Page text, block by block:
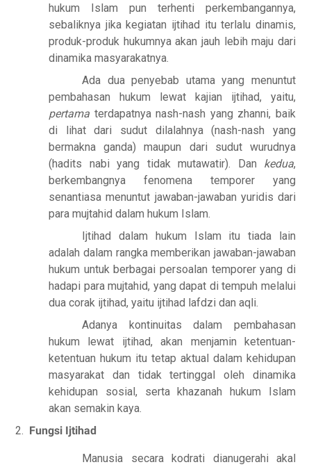
hukum Islam pun terhenti perkembangannya,
sebaliknya jika kegiatan ijtihad itu terlalu dinamis,
produk-produk hukumnya akan jauh lebih maju dari
dinamika masyarakatnya.
Ada dua penyebab utama yang menuntut
pembahasan hukum lewat kajian ijtihad, yaitu,
pertama terdapatnya nash-nash yang zhanni, baik
di lihat dari sudut dilalahnya (nash-nash yang
bermakna ganda) maupun dari sudut wurudnya
(hadits nabi yang tidak mutawatir). Dan kedua,
berkembangnya fenomena temporer yang
senantiasa menuntut jawaban-jawaban yuridis dari
para mujtahid dalam hukum Islam.
Ijtihad dalam hukum Islam itu tiada lain
adalah dalam rangka memberikan jawaban-jawaban
hukum untuk berbagai persoalan temporer yang di
hadapi para mujtahid, yang dapat di tempuh melalui
dua corak ijtihad, yaitu ijtihad lafdzi dan aqli.
Adanya kontinuitas dalam pembahasan
hukum lewat ijtihad, akan menjamin ketentuan-
ketentuan hukum itu tetap aktual dalam kehidupan
masyarakat dan tidak tertinggal oleh dinamika
kehidupan sosial, serta khazanah hukum Islam
akan semakin kaya.
2. Fungsi Ijtihad
Manusia secara kodrati dianugerahi akal